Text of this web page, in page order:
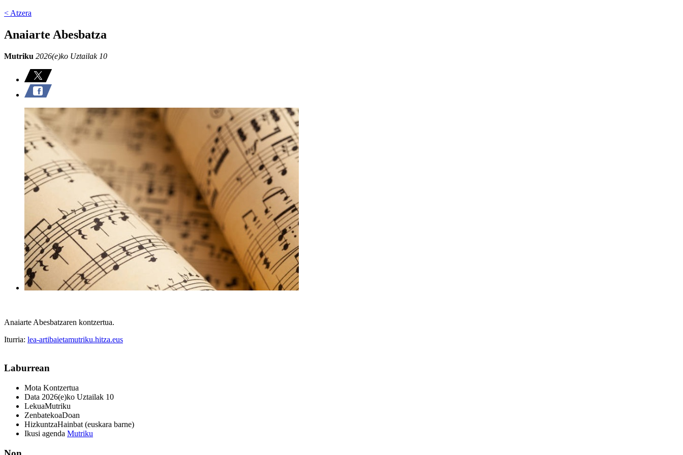
< Atzera
Anaiarte Abesbatza
Mutriku 2026(e)ko Uztailak 10
Anaiarte Abesbatzaren kontzertua.
Iturria: lea-artibaietamutriku.hitza.eus
Laburrean
Mota Kontzertua
Data 2026(e)ko Uztailak 10
LekuaMutriku
ZenbatekoaDoan
HizkuntzaHainbat (euskara barne)
Ikusi agenda Mutriku